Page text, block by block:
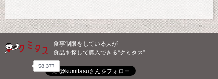
食事制限をしている人が
食品を探して購入できる“クミタス”
58,377